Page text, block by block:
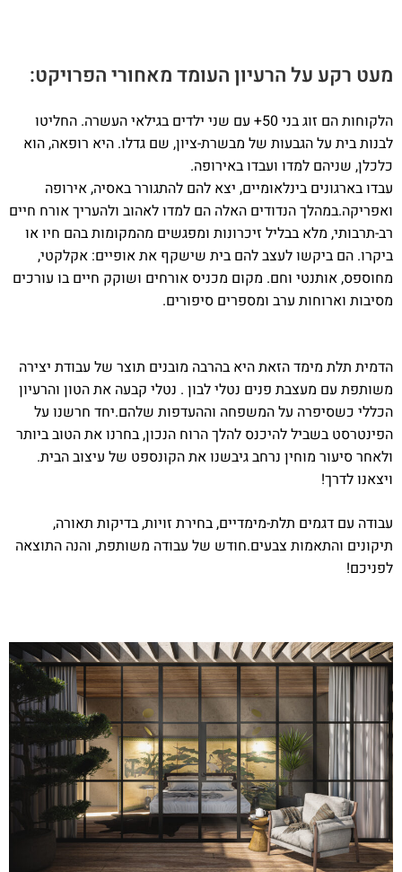
מעט רקע על הרעיון העומד מאחורי הפרויקט:
הלקוחות הם זוג בני 50+ עם שני ילדים בגילאי העשרה. החליטו
לבנות בית על הגבעות של מבשרת-ציון, שם גדלו. היא רופאה, הוא
כלכלן, שניהם למדו ועבדו באירופה.
עבדו בארגונים בינלאומיים, יצא להם להתגורר באסיה, אירופה
ואפריקה.במהלך הנדודים האלה הם למדו לאהוב ולהעריך אורח חיים
רב-תרבותי, מלא בבליל זיכרונות ומפגשים מהמקומות בהם חיו או
ביקרו. הם ביקשו לעצב להם בית שישקף את אופיים: אקלקטי,
מחוספס, אותנטי וחם. מקום מכניס אורחים ושוקק חיים בו עורכים
מסיבות וארוחות ערב ומספרים סיפורים.
הדמית תלת מימד הזאת היא בהרבה מובנים תוצר של עבודת יצירה
משותפת עם מעצבת פנים נטלי לבון . נטלי קבעה את הטון והרעיון
הכללי כשסיפרה על המשפחה וההעדפות שלהם.יחד חרשנו על
הפינטרסט בשביל להיכנס להלך הרוח הנכון, בחרנו את הטוב ביותר
ולאחר סיעור מוחין נרחב גיבשנו את הקונספט של עיצוב הבית.
ויצאנו לדרך!
עבודה עם דגמים תלת-מימדיים, בחירת זויות, בדיקות תאורה,
תיקונים והתאמות צבעים.חודש של עבודה משותפת, והנה התוצאה
לפניכם!